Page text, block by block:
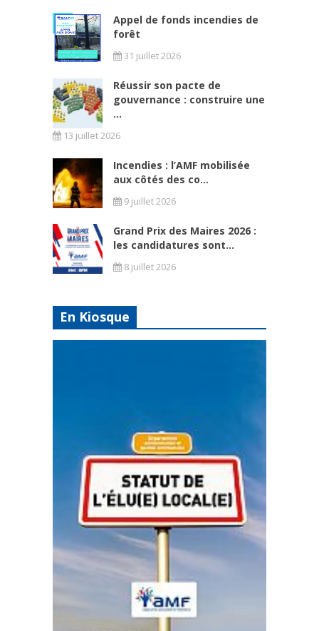
Appel de fonds incendies de
forêt
31 juillet 2026
Réussir son pacte de
gouvernance : construire une
...
13 juillet 2026
Incendies : l’AMF mobilisée
aux côtés des co...
9 juillet 2026
Grand Prix des Maires 2026 :
les candidatures sont...
8 juillet 2026
En Kiosque